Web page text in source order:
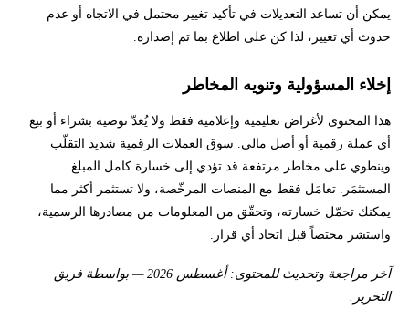
يمكن أن تساعد التعديلات في تأكيد تغيير محتمل في الاتجاه أو عدم
حدوث أي تغيير، لذا كن على اطلاع بما تم إصداره.
إخلاء المسؤولية وتنويه المخاطر
هذا المحتوى لأغراض تعليمية وإعلامية فقط ولا يُعدّ توصية بشراء أو بيع
أي عملة رقمية أو أصل مالي. سوق العملات الرقمية شديد التقلّب
وينطوي على مخاطر مرتفعة قد تؤدي إلى خسارة كامل المبلغ
المستثمَر. تعامَل فقط مع المنصات المرخّصة، ولا تستثمر أكثر مما
يمكنك تحمّل خسارته، وتحقّق من المعلومات من مصادرها الرسمية،
واستشر مختصاً قبل اتخاذ أي قرار.
آخر مراجعة وتحديث للمحتوى: أغسطس 2026 — بواسطة فريق
التحرير.